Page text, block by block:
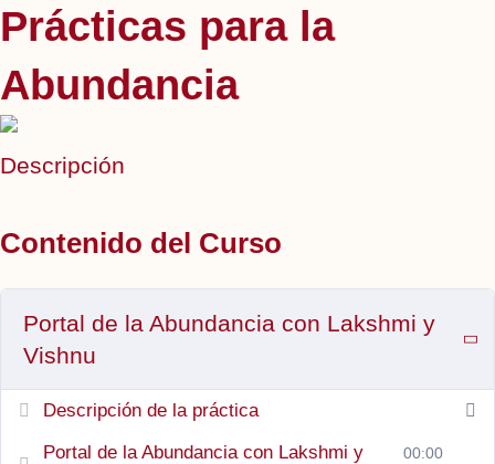
Prácticas para la
Abundancia
Descripción
Contenido del Curso
Portal de la Abundancia con Lakshmi y
Vishnu
Descripción de la práctica
Portal de la Abundancia con Lakshmi y
00:00